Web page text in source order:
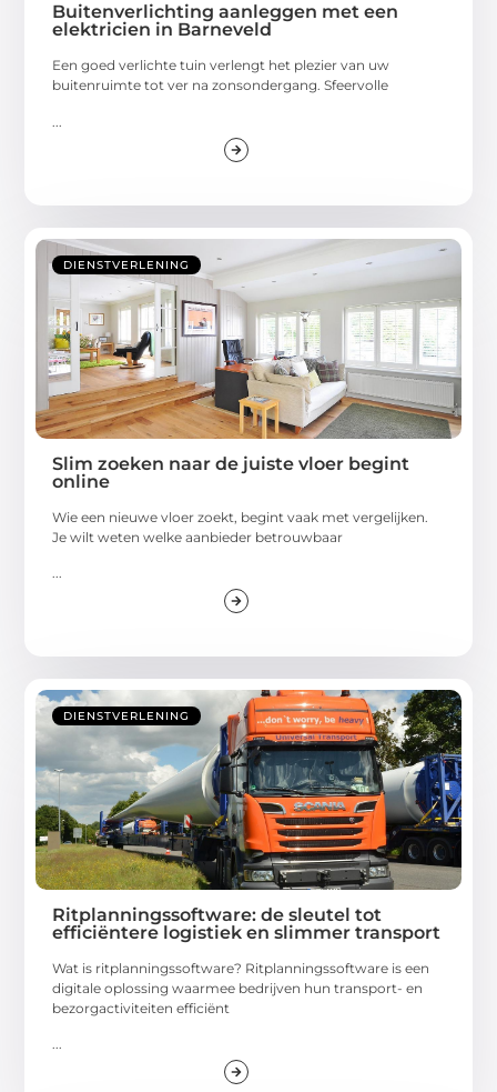
Buitenverlichting aanleggen met een
elektricien in Barneveld
Een goed verlichte tuin verlengt het plezier van uw
buitenruimte tot ver na zonsondergang. Sfeervolle
DIENSTVERLENING
Slim zoeken naar de juiste vloer begint
online
Wie een nieuwe vloer zoekt, begint vaak met vergelijken.
Je wilt weten welke aanbieder betrouwbaar
...
DIENSTVERLENING
Ritplanningssoftware: de sleutel tot
efficiëntere logistiek en slimmer transport
Wat is ritplanningssoftware? Ritplanningssoftware is een
digitale oplossing waarmee bedrijven hun transport- en
bezorgactiviteiten efficiënt
...